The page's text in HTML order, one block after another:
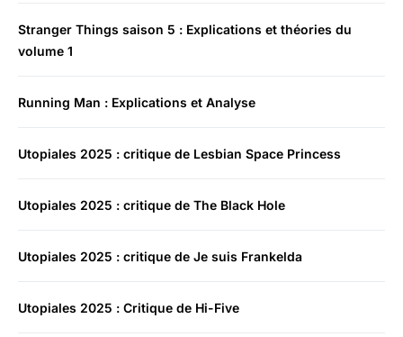
Stranger Things saison 5 : Explications et théories du
volume 1
Running Man : Explications et Analyse
Utopiales 2025 : critique de Lesbian Space Princess
Utopiales 2025 : critique de The Black Hole
Utopiales 2025 : critique de Je suis Frankelda
Utopiales 2025 : Critique de Hi-Five